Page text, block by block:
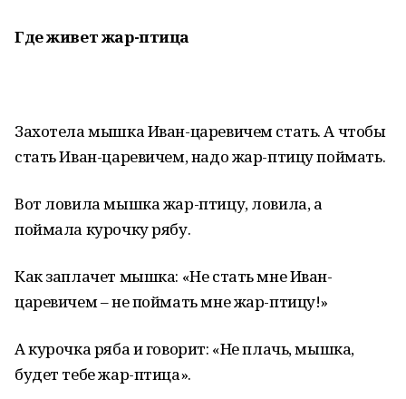
Где живет жар-птица
Захотела мышка Иван-царевичем стать. А чтобы
стать Иван-царевичем, надо жар-птицу поймать.
Вот ловила мышка жар-птицу, ловила, а
поймала курочку рябу.
Как заплачет мышка: «Не стать мне Иван-
царевичем – не поймать мне жар-птицу!»
А курочка ряба и говорит: «Не плачь, мышка,
будет тебе жар-птица».